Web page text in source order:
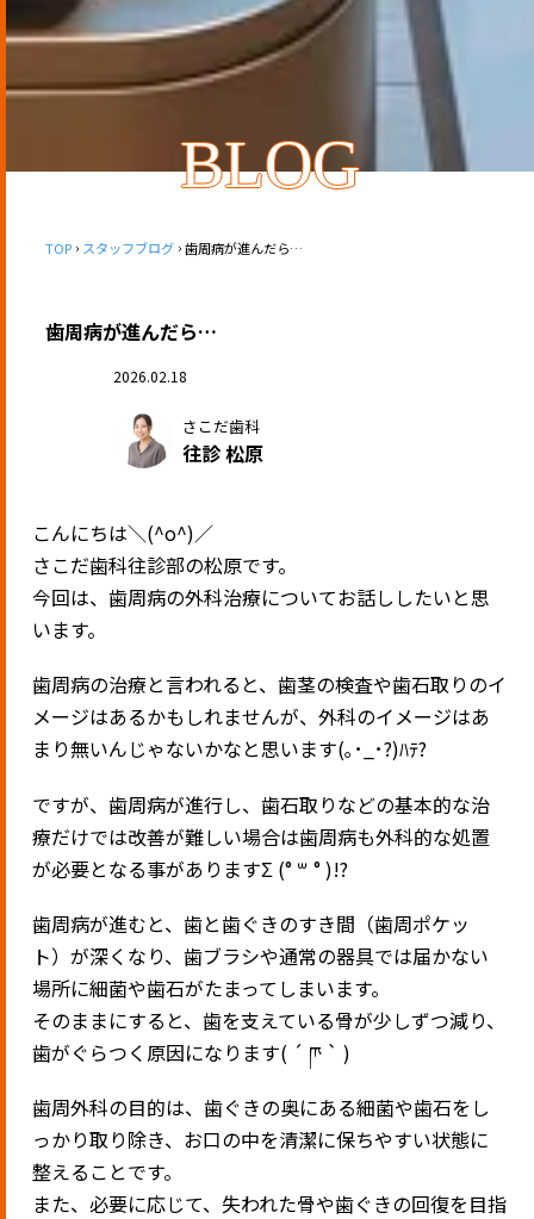
BLOG
TOP スタッフブログ 歯周病が進んだら…
歯周病が進んだら…
2026.02.18
さこだ歯科
往診 松原
こんにちは＼(^o^)／
さこだ歯科往診部の松原です。
今回は、歯周病の外科治療についてお話ししたいと思
います。
歯周病の治療と言われると、歯茎の検査や歯石取りのイ
メージはあるかもしれませんが、外科のイメージはあ
まり無いんじゃないかなと思います(｡･_･?)ﾊﾃ?
ですが、歯周病が進行し、歯石取りなどの基本的な治
療だけでは改善が難しい場合は歯周病も外科的な処置
が必要となる事がありますΣ (° ‎‪꒳ ° )!?
歯周病が進むと、歯と歯ぐきのすき間（歯周ポケッ
ト）が深くなり、歯ブラシや通常の器具では届かない
場所に細菌や歯石がたまってしまいます。
そのままにすると、歯を支えている骨が少しずつ減り、
歯がぐらつく原因になります( ´ ཫ ` )
歯周外科の目的は、歯ぐきの奥にある細菌や歯石をし
っかり取り除き、お口の中を清潔に保ちやすい状態に
整えることです。
また、必要に応じて、失われた骨や歯ぐきの回復を目指